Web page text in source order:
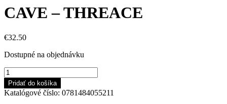
CAVE – THREACE
€32.50
Dostupné na objednávku
množstvo
CAVE
-
THREACE
Pridať do košíka
Katalógové číslo: 0781484055211